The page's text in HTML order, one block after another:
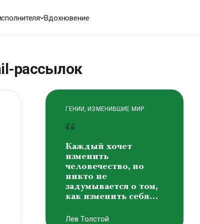
Вдохновение
рассылок
ГЕНИИ, ИЗМЕНИВШИЕ МИР
Каждый хочет
изменить
человечество, но
никто не
задумывается о том,
как изменить себя…
Лев Толстой